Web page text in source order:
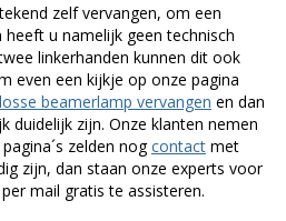
zelf vervangen, om een
u namelijk geen technisch
linkerhanden kunnen dit ook
even een kijkje op onze pagina
losse beamerlamp vervangen en dan
duidelijk zijn. Onze klanten nemen
zelden nogcontact met
zijn, dan staan onze experts voor
mail gratis te assisteren.